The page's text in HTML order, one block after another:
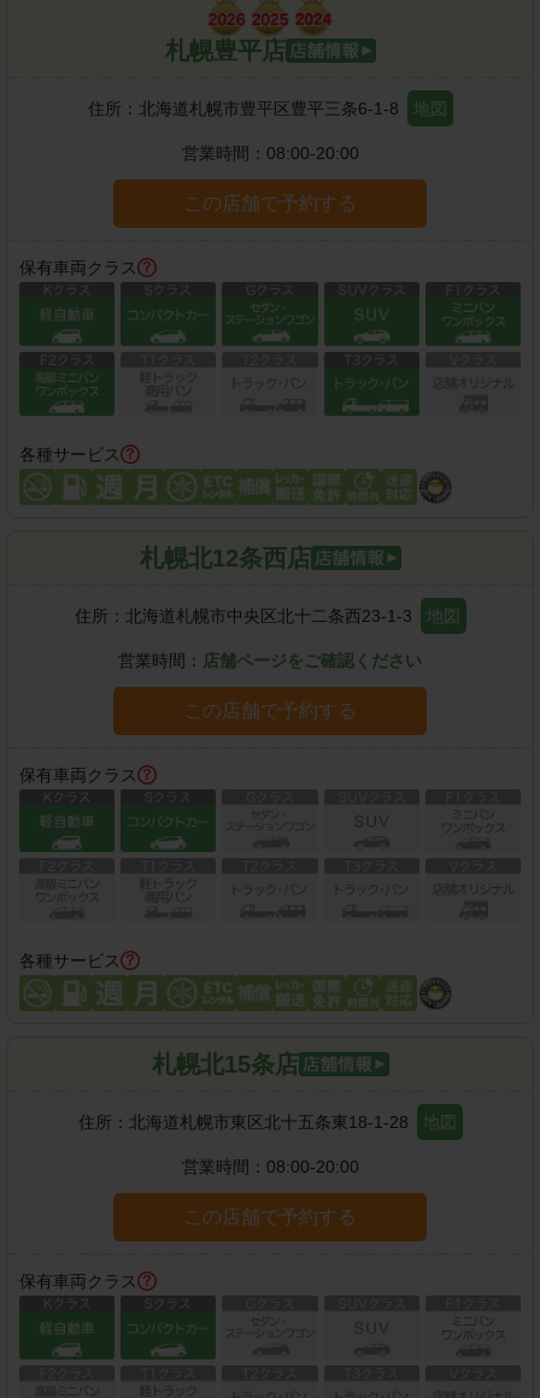
札幌豊平店
住所： 北海道札幌市豊平区豊平三条6-1-8 地図
営業時間： 08:00-20:00
この店舗で予約する
保有車両クラス
各種サービス
札幌北12条西店
住所： 北海道札幌市中央区北十二条西23-1-3 地図
営業時間： 店舗ページをご確認ください
この店舗で予約する
保有車両クラス
各種サービス
札幌北15条店
住所： 北海道札幌市東区北十五条東18-1-28 地図
営業時間： 08:00-20:00
この店舗で予約する
保有車両クラス